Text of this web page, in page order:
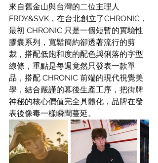
來自舊金山與台灣的二位主理人
FRDY&SVK，在台北創立了CHRONIC，
最初 CHRONIC 只是一個短暫的實驗性
膠囊系列，寬鬆簡約卻透著流行的剪
裁，搭配低飽和度的配色與俐落的字型
線條，重點是每週竟然只發表一款單
品，搭配 CHRONIC 前端的現代視覺美
學，結合嚴謹的幕後生產工序，把街牌
神秘的核心價值完全具體化，品牌在發
表後像毒一樣瞬間蔓延。